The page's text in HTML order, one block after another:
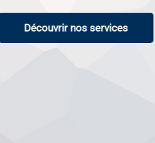
services